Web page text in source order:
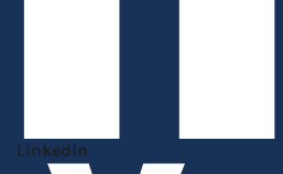
Linkedin